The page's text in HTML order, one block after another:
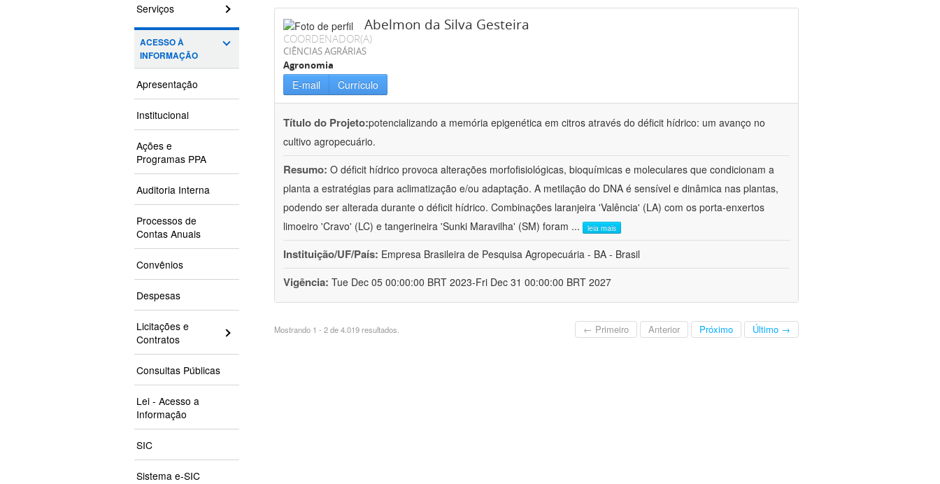
Serviços
ACESSO À
INFORMAÇÃO
Apresentação
Institucional
Ações e
Programas PPA
Auditoria Interna
Processos de
Contas Anuais
Convênios
Despesas
Licitações e
Contratos
Consultas Públicas
Lei - Acesso a
Informação
SIC
Sistema e-SIC
Abelmon da Silva Gesteira
COORDENADOR(A)
CIÊNCIAS AGRÁRIAS
Agronomia
E-mail Currículo
Título do Projeto:potencializando a memória epigenética em citros através do déficit hídrico: um avanço no
cultivo agropecuário.
Resumo: O déficit hídrico provoca alterações morfofisiológicas, bioquímicas e moleculares que condicionam a
planta a estratégias para aclimatização e/ou adaptação. A metilação do DNA é sensível e dinâmica nas plantas,
podendo ser alterada durante o déficit hídrico. Combinações laranjeira 'Valência' (LA) com os porta-enxertos
limoeiro 'Cravo' (LC) e tangerineira 'Sunki Maravilha' (SM) foram ... leia mais
Instituição/UF/País: Empresa Brasileira de Pesquisa Agropecuária - BA - Brasil
Vigência: Tue Dec 05 00:00:00 BRT 2023-Fri Dec 31 00:00:00 BRT 2027
Mostrando 1 - 2 de 4.019 resultados. ← Primeiro Anterior Próximo Último →